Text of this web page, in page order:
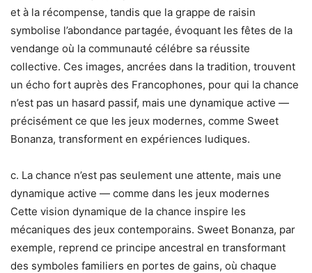
et à la récompense, tandis que la grappe de raisin
symbolise l’abondance partagée, évoquant les fêtes de la
vendange où la communauté célébre sa réussite
collective. Ces images, ancrées dans la tradition, trouvent
un écho fort auprès des Francophones, pour qui la chance
n’est pas un hasard passif, mais une dynamique active —
précisément ce que les jeux modernes, comme Sweet
Bonanza, transforment en expériences ludiques.
c. La chance n’est pas seulement une attente, mais une
dynamique active — comme dans les jeux modernes
Cette vision dynamique de la chance inspire les
mécaniques des jeux contemporains. Sweet Bonanza, par
exemple, reprend ce principe ancestral en transformant
des symboles familiers en portes de gains, où chaque